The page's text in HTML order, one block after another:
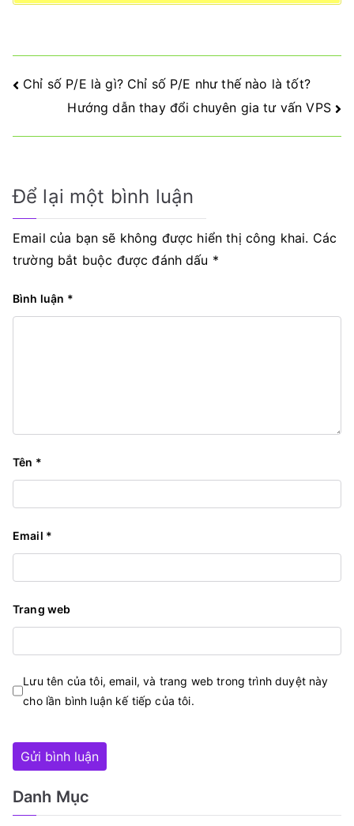
Điều
hướng
viết
Chỉ số P/E là gì? Chỉ số P/E như thế nào là tốt?
Hướng dẫn thay đổi chuyên gia tư vấn VPS
Để lại một bình luận
Email của bạn sẽ không được hiển thị công khai. Các
trường bắt buộc được đánh dấu *
Bình luận *
Tên *
Email *
Trang web
Lưu tên của tôi, email, và trang web trong trình duyệt này
cho lần bình luận kế tiếp của tôi.
Danh Mục